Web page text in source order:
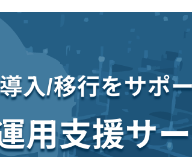
入/移行をサポ
用支援サ